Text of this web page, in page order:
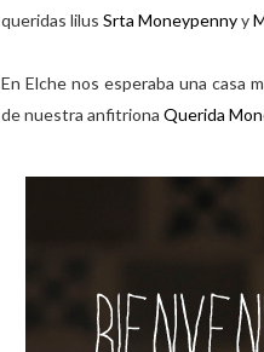
queridas lilus Srta Moneypennyy
En Elche nos esperaba una casa
de nuestra anfitriona Querida